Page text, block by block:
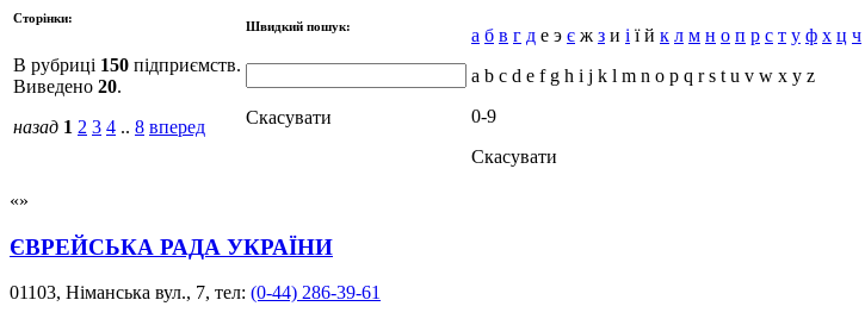
Сторінки:
В рубриці 150 підприємств.
Виведено 20.
назад 1 2 3 4 .. 8 вперед
Швидкий пошук:
Скасувати
а б в г д е э є ж з и і ї й к л м н о п р с т у ф х ц ч
a b c d e f g h i j k l m n o p q r s t u v w x y z
0-9
Скасувати
ЄВРЕЙСЬКА РАДА УКРАЇНИ
01103, Німанська вул., 7, тел: (0-44) 286-39-61